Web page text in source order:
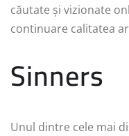
căutate și vizionate
continuare calitatea
Sinners
Unul dintre cele mai